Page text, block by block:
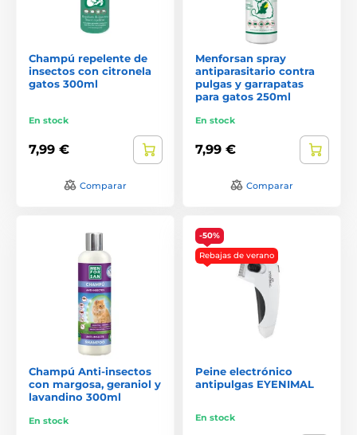
Champú repelente de
insectos con citronela
gatos 300ml
En stock
7,99 €
Comparar
Menforsan spray
antiparasitario contra
pulgas y garrapatas
para gatos 250ml
En stock
7,99 €
Comparar
Champú Anti-insectos
con margosa, geraniol y
lavandino 300ml
En stock
-50%
Rebajas de verano
Peine electrónico
antipulgas EYENIMAL
En stock